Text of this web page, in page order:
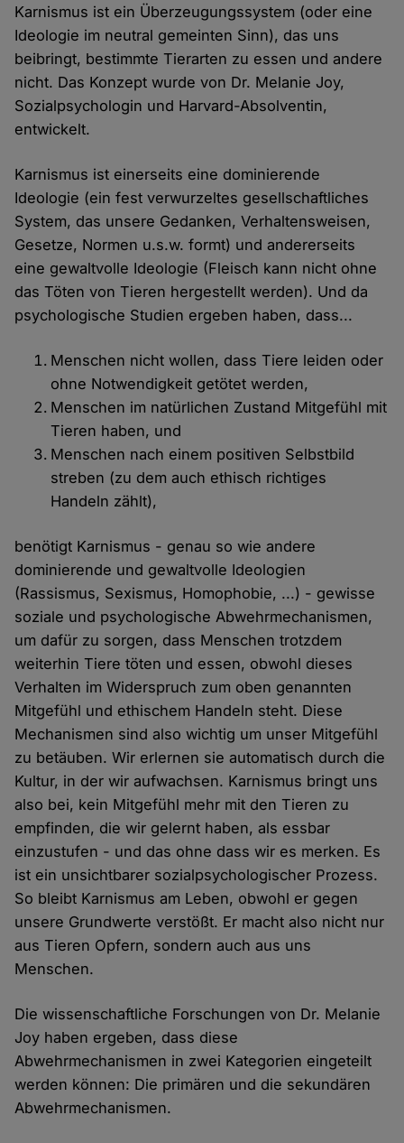
Karnismus ist ein Überzeugungssystem (oder eine
Ideologie im neutral gemeinten Sinn), das uns
beibringt, bestimmte Tierarten zu essen und andere
nicht. Das Konzept wurde von Dr. Melanie Joy,
Sozialpsychologin und Harvard-Absolventin,
entwickelt.
Karnismus ist einerseits eine dominierende
Ideologie (ein fest verwurzeltes gesellschaftliches
System, das unsere Gedanken, Verhaltensweisen,
Gesetze, Normen u.s.w. formt) und andererseits
eine gewaltvolle Ideologie (Fleisch kann nicht ohne
das Töten von Tieren hergestellt werden). Und da
psychologische Studien ergeben haben, dass...
Menschen nicht wollen, dass Tiere leiden oder
ohne Notwendigkeit getötet werden,
Menschen im natürlichen Zustand Mitgefühl mit
Tieren haben, und
Menschen nach einem positiven Selbstbild
streben (zu dem auch ethisch richtiges
Handeln zählt),
benötigt Karnismus - genau so wie andere
dominierende und gewaltvolle Ideologien
(Rassismus, Sexismus, Homophobie, ...) - gewisse
soziale und psychologische Abwehrmechanismen,
um dafür zu sorgen, dass Menschen trotzdem
weiterhin Tiere töten und essen, obwohl dieses
Verhalten im Widerspruch zum oben genannten
Mitgefühl und ethischem Handeln steht. Diese
Mechanismen sind also wichtig um unser Mitgefühl
zu betäuben. Wir erlernen sie automatisch durch die
Kultur, in der wir aufwachsen. Karnismus bringt uns
also bei, kein Mitgefühl mehr mit den Tieren zu
empfinden, die wir gelernt haben, als essbar
einzustufen - und das ohne dass wir es merken. Es
ist ein unsichtbarer sozialpsychologischer Prozess.
So bleibt Karnismus am Leben, obwohl er gegen
unsere Grundwerte verstößt. Er macht also nicht nur
aus Tieren Opfern, sondern auch aus uns
Menschen.
Die wissenschaftliche Forschungen von Dr. Melanie
Joy haben ergeben, dass diese
Abwehrmechanismen in zwei Kategorien eingeteilt
werden können: Die primären und die sekundären
Abwehrmechanismen.